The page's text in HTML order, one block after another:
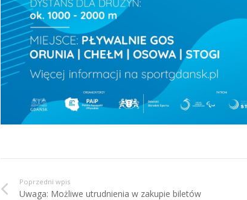
Poprzedni wpis
Uwaga: Możliwe utrudnienia w zakupie biletów